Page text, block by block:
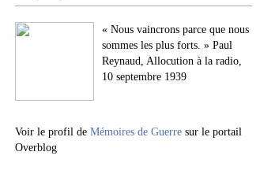
« Nous vaincrons parce que nous
sommes les plus forts. » Paul
Reynaud, Allocution à la radio,
10 septembre 1939
Voir le profil de Mémoires de Guerre sur le portail
Overblog